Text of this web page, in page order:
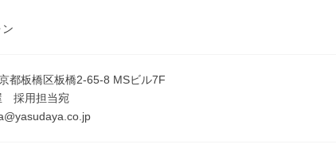
ン
都板橋区板橋2-65-8 MSビル7F
採用担当宛